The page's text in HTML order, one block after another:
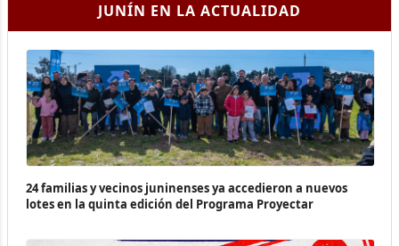
JUNÍN EN LA ACTUALIDAD
24 familias y vecinos juninenses ya accedieron a nuevos
lotes en la quinta edición del Programa Proyectar